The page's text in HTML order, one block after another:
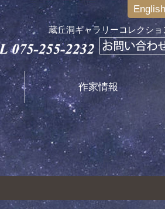
English
蔵丘洞ギャラリーコレクショ
作家情報